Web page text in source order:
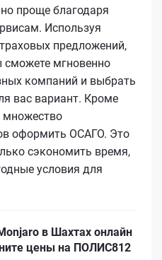
проще благодаря
Используя
предложений,
мгновенно
компаний и выбрать
вас вариант. Кроме
множество
оформить ОСАГО. Это
сэкономить время,
условия для
в Шахтах онлайн
цены на ПОЛИС812